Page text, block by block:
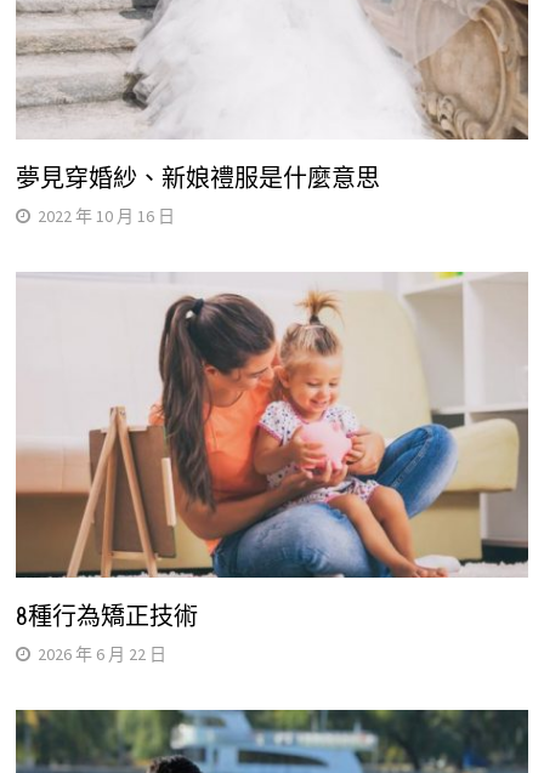
夢見穿婚紗、新娘禮服是什麼意思
2022 年 10 月 16 日
8種行為矯正技術
2026 年 6 月 22 日